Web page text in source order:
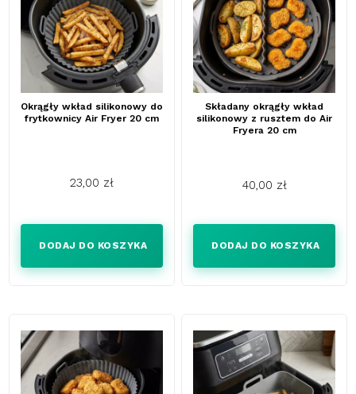
Okrągły wkład silikonowy do
frytkownicy Air Fryer 20 cm
23,00 zł
DODAJ DO KOSZYKA
Składany okrągły wkład
silikonowy z rusztem do Air
Fryera 20 cm
40,00 zł
DODAJ DO KOSZYKA